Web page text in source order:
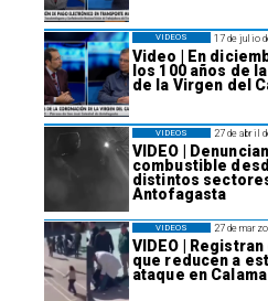
17 de julio
Video | En
los 100 años de
de la Virgen del
VIDEOS
27 de abril
VIDEO |
combustible
distintos
Antofagasta
VIDEOS
27 de
VIDEO |
que reducen a
ataque en Calama
VIDEOS